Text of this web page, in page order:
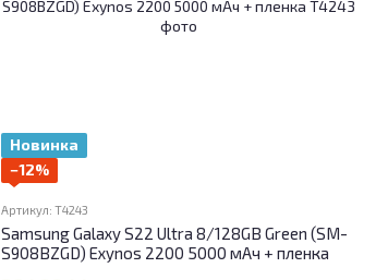
Новинка
−12%
Артикул: T4243
Samsung Galaxy S22 Ultra 8/128GB Green (SM-
S908BZGD) Exynos 2200 5000 мАч + пленка